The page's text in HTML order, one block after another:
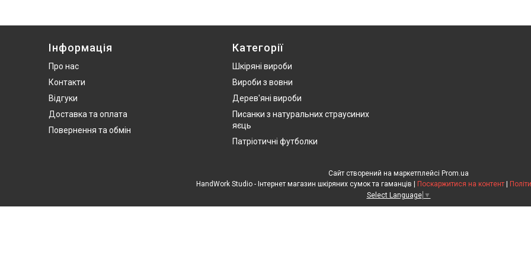
Інформація
Про нас
Контакти
Відгуки
Доставка та оплата
Повернення та обмін
Категорії
Шкіряні вироби
Вироби з вовни
Дерев'яні вироби
Писанки з натуральних страусиних
яєць
Патріотичні футболки
Сайт створений на маркетплейсі Prom.ua
Поскаржитися на контент
Select Language ▼